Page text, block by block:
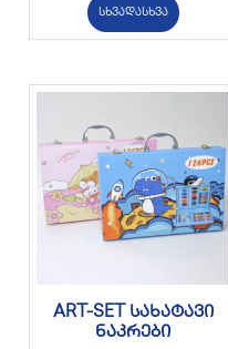
სხვადასხვა
ART-SET სახატავი
ნაკრები